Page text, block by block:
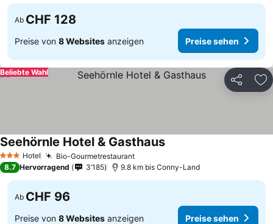
Ab CHF 128
Preise von 8 Websites anzeigen Preise sehen
Teilen
Beliebte Wahl
3 SterneHotel Bio-GourmetrestaurantPreise sehen
Seehörnle Hotel & GasthausPreise sehen
8.7 Hervorragend 3’185 9.8 km bis Conny-Land
Ab CHF 96
Preise von 8 Websites anzeigen Preise sehen